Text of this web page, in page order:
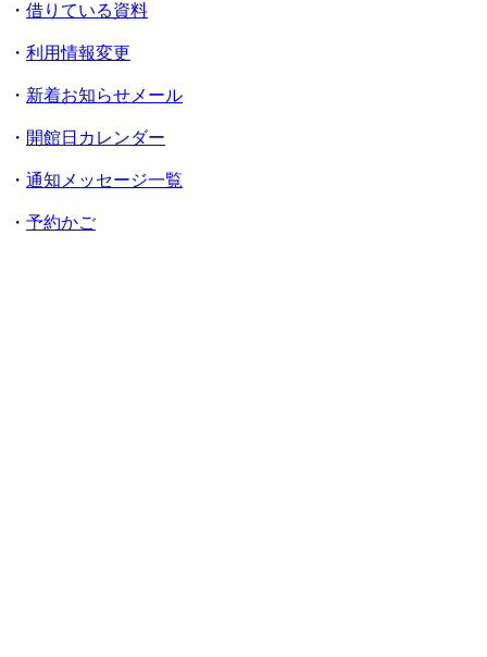
・ 借りている資料
・ 利用情報変更
・ 新着お知らせメール
・ 開館日カレンダー
・ 通知メッセージ一覧
・ 予約かご